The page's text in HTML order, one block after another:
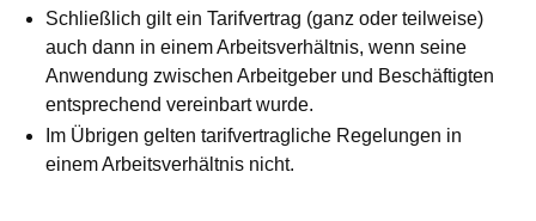
Schließlich gilt ein Tarifvertrag (ganz oder teilweise)
auch dann in einem Arbeitsverhältnis, wenn seine
Anwendung zwischen Arbeitgeber und Beschäftigten
entsprechend vereinbart wurde.
Im Übrigen gelten tarifvertragliche Regelungen in
einem Arbeitsverhältnis nicht.